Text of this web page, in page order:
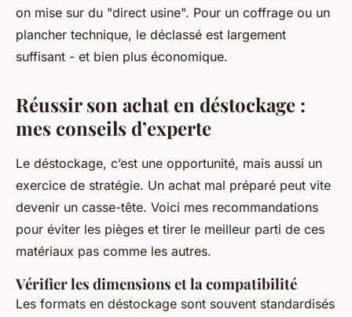
on mise sur du "direct usine". Pour un coffrage ou un
plancher technique, le déclassé est largement
suffisant - et bien plus économique.
Réussir son achat en déstockage :
mes conseils d’experte
Le déstockage, c’est une opportunité, mais aussi un
exercice de stratégie. Un achat mal préparé peut vite
devenir un casse-tête. Voici mes recommandations
pour éviter les pièges et tirer le meilleur parti de ces
matériaux pas comme les autres.
Vérifier les dimensions et la compatibilité
Les formats en déstockage sont souvent standardisés